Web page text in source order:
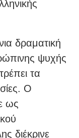
δραματική
ψυχής
τα
Ο
ως
διέκρινε